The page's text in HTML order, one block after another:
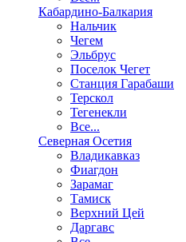
Кабардино-Балкария
Нальчик
Чегем
Эльбрус
Поселок Чегет
Станция Гарабаши
Терскол
Тегенекли
Все...
Северная Осетия
Владикавказ
Фиагдон
Зарамаг
Тамиск
Верхний Цей
Даргавс